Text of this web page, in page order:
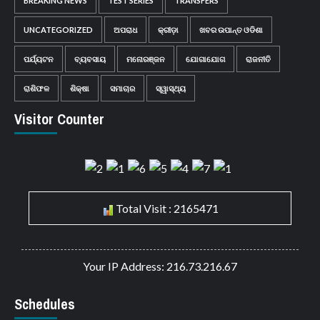
UNCATEGORIZED ଅପରାଧ କ୍ରୀଡ଼ା ଖବର ଉପାନ୍ତ ଓଡିଶା
ପର୍ଯ୍ୟଟନ ବ୍ୟବସାୟ ମନୋରଞ୍ଜନ ଯୋଗାଯୋଗ ରାଜନୀତି
ରାଶିଫଳ ଶିକ୍ଷା ସମାଚାର ସ୍ୱାସ୍ଥ୍ୟ
Visitor Counter
Total Visit : 2165471
Your IP Address: 216.73.216.67
Schedules